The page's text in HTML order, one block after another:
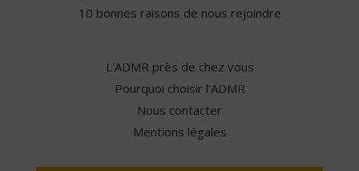
10 bonnes raisons de nous rejoindre
L'ADMR près de chez vous
Pourquoi choisir l'ADMR
Nous contacter
Mentions légales